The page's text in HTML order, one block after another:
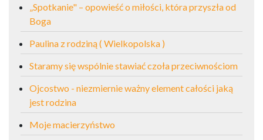
„Spotkanie" – opowieść o miłości, która przyszła od
Boga
Paulina z rodziną ( Wielkopolska )
Staramy się wspólnie stawiać czoła przeciwnościom
Ojcostwo - niezmiernie ważny element całości jaką
jest rodzina
Moje macierzyństwo